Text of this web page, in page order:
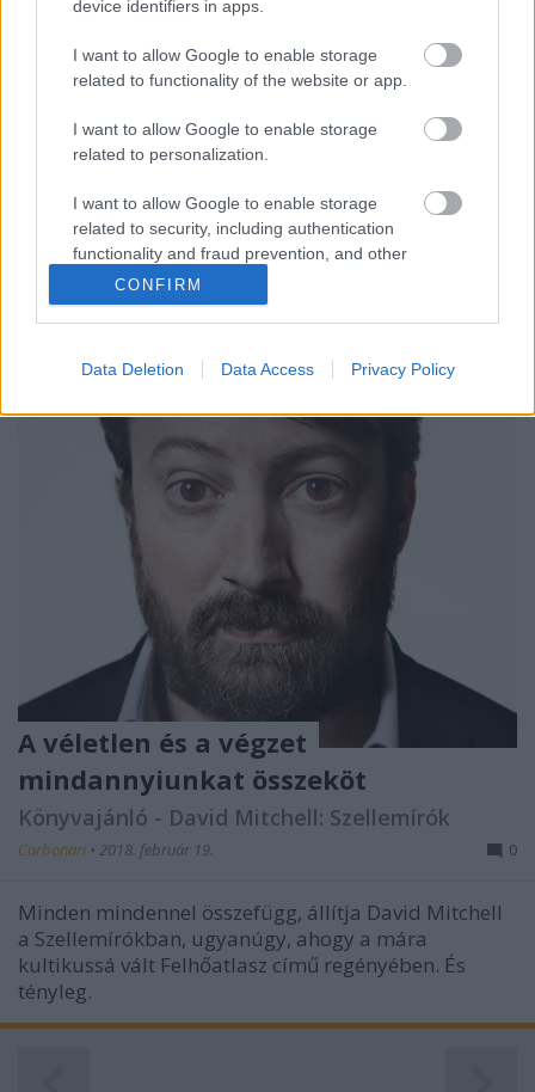
device identifiers in apps.
I want to allow Google to enable storage
related to functionality of the website or app.
I want to allow Google to enable storage
related to personalization.
I want to allow Google to enable storage
related to security, including authentication
functionality and fraud prevention, and other
user protection.
CONFIRM
Data Deletion Data Access Privacy Policy
pszichológiai szemszögből
Könyvajánló - Barbara Leaming: Kennedy
özvegye
Carbonari•2018. április 06.
"Jackie Kennedyt mintha celebnek teremtette volna a
sors. Szép volt és tehetséges, jó családból
származott, kitűnő iskolákba járt. Születésétől
megvolt benne a vágy, hogy kilógjon a sorból."
Barbara Leaming kötete pedig arra vállalkozik, hogy
még sosem látott szempontból…
A véletlen és a végzet
mindannyiunkat összeköt
Könyvajánló - David Mitchell: Szellemírók
Carbonari • 2018. február 19. 0
Minden mindennel összefügg, állítja David Mitchell
a Szellemírókban, ugyanúgy, ahogy a mára
kultikussá vált Felhőatlasz című regényében. És
tényleg.